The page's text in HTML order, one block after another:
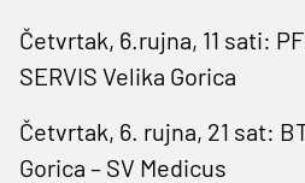
Četvrtak, 6.rujna, 11 sati:
SERVIS Velika Gorica
Četvrtak, 6. rujna, 21 sat:
Gorica – SV Medicus